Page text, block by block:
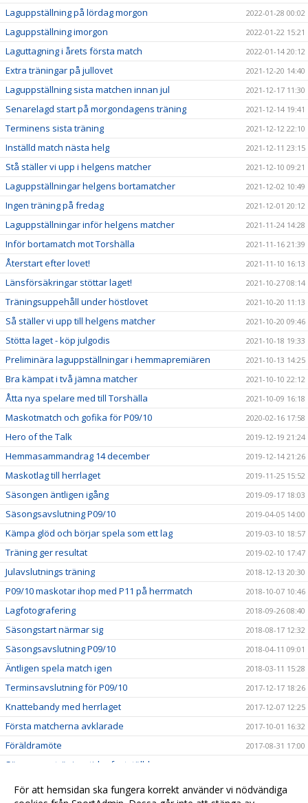
Laguppställning på lördag morgon 2022-01-28 00:02
Laguppställning imorgon 2022-01-22 15:21
Laguttagning i årets första match 2022-01-14 20:12
Extra träningar på jullovet 2021-12-20 14:40
Laguppställning sista matchen innan jul 2021-12-17 11:30
Senarelagd start på morgondagens träning 2021-12-14 19:41
Terminens sista träning 2021-12-12 22:10
Inställd match nästa helg 2021-12-11 23:15
Stå ställer vi upp i helgens matcher 2021-12-10 09:21
Laguppställningar helgens bortamatcher 2021-12-02 10:49
Ingen träning på fredag 2021-12-01 20:12
Laguppställningar inför helgens matcher 2021-11-24 14:28
Inför bortamatch mot Torshälla 2021-11-16 21:39
Återstart efter lovet! 2021-11-10 16:13
Länsförsäkringar stöttar laget! 2021-10-27 08:14
Träningsuppehåll under höstlovet 2021-10-20 11:13
Så ställer vi upp till helgens matcher 2021-10-20 09:46
Stötta laget - köp julgodis 2021-10-18 19:33
Preliminära laguppställningar i hemmapremiären 2021-10-13 14:25
Bra kämpat i två jämna matcher 2021-10-10 22:12
Åtta nya spelare med till Torshälla 2021-10-09 16:18
Maskotmatch och gofika för P09/10 2020-02-16 17:58
Hero of the Talk 2019-12-19 21:24
Hemmasammandrag 14 december 2019-12-14 21:26
Maskotlag till herrlaget 2019-11-25 15:52
Säsongen äntligen igång 2019-09-17 18:03
Säsongsavslutning P09/10 2019-04-05 14:00
Kämpa glöd och börjar spela som ett lag 2019-03-10 18:57
Träning ger resultat 2019-02-10 17:47
Julavslutnings träning 2018-12-13 20:30
P09/10 maskotar ihop med P11 på herrmatch 2018-10-07 10:46
Lagfotografering 2018-09-26 08:40
Säsongstart närmar sig 2018-08-17 12:32
Säsongsavslutning P09/10 2018-04-11 09:01
Äntligen spela match igen 2018-03-11 15:28
Terminsavslutning för P09/10 2017-12-17 18:26
Knattebandy med herrlaget 2017-12-07 12:25
Första matcherna avklarade 2017-10-01 16:32
Föräldramöte 2017-08-31 17:00
Säsongens träningstider fastställda
P10 maskot på herrlagsmatch 2017-02-12 10:41
För att hemsidan ska fungera korrekt använder vi nödvändiga